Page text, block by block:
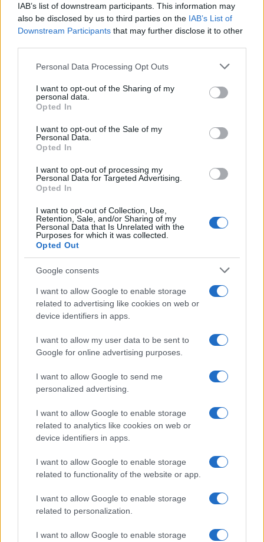
IAB’s list of downstream participants. This information may
also be disclosed by us to third parties on the IAB’s List of
Downstream Participants that may further disclose it to other
Please note that this website/app uses one or more Google
not limited to your visit or usage behaviour. You may click to
grant or deny consent to Google and its third-party tags to
use your data for below specified purposes in below Google
consent section.
Personal Data Processing Opt Outs
I want to opt-out of the Sharing of my
personal data.
Opted In
I want to opt-out of the Sale of my
Personal Data.
Opted In
I want to opt-out of processing my
Personal Data for Targeted Advertising.
Opted In
I want to opt-out of Collection, Use,
Retention, Sale, and/or Sharing of my
Personal Data that Is Unrelated with the
Purposes for which it was collected.
Opted Out
Google consents
I want to allow Google to enable storage
related to advertising like cookies on web or
device identifiers in apps.
I want to allow my user data to be sent to
Google for online advertising purposes.
I want to allow Google to send me
personalized advertising.
I want to allow Google to enable storage
related to analytics like cookies on web or
device identifiers in apps.
I want to allow Google to enable storage
related to functionality of the website or app.
I want to allow Google to enable storage
related to personalization.
I want to allow Google to enable storage
neve a bassa quota
Francesca Lombardi · 4 Ago 2026
Impostazioni telefono e avvisi: ecosistema per
attenzione sana
Francesca Lombardi · 1 Ago 2026
PIÙ LETTI
XPENG Partner del Teatro del Silenzio 2026: Veicoli
Rilancio degli impianti sciistici in Val Vigezzo, Val
Formazza e Valle Antrona
Scoperte carcasse di moto e motori in container
destinati al Senegal
Il Córdoba ha ottenuto il II Trofeo Puertas dopo aver
sconfitto il Rayo ai rigori.
neve a bassa quota